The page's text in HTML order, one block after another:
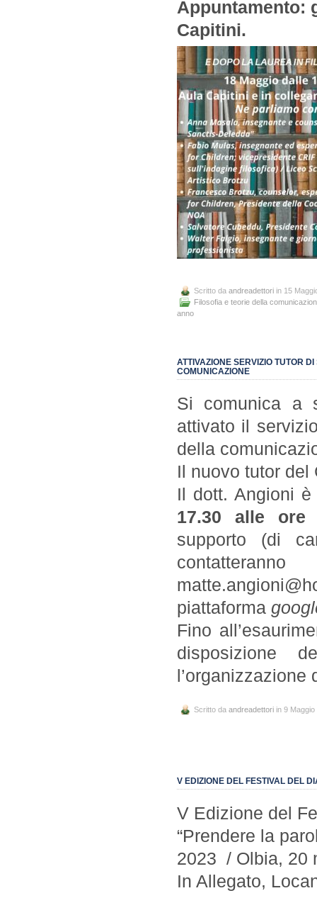
Appuntamento:
Capitini.
Scritto da andreadettori in 15
Filosofia e teorie della
anno
ATTIVAZIONE SERVIZIO TUTOR
COMUNICAZIONE
Si comunica a
attivato il
della
Il nuovo tutor
Il dott. Angioni
17.30 alle ore
supporto (di
piattaforma
Fino
disposizione
Scritto da andreadettori in 9 Maggio
V EDIZIONE DEL FESTIVAL DEL
V Edizione del
“Prendere la
2023 / Olbia, 20
In Allegato,